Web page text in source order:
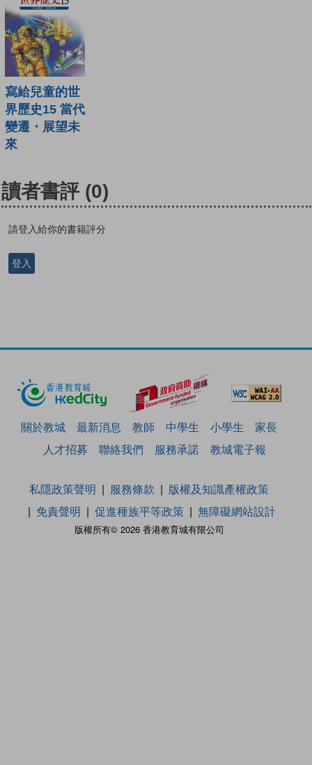
寫給兒童的世
界歷史15 當代
變遷・展望未
來
讀者書評 (0)
請登入給你的書籍評分
登入
關於教城 最新消息 教師 中學生 小學生
家長
人才招募
聯絡我們 服務承諾 教城電子報
版權所有© 2026 香港教育城有限公司
私隱政策聲明 服務條款
版權及知識產權政策
免責聲明
促進種族平等政策 無障礙網站設計